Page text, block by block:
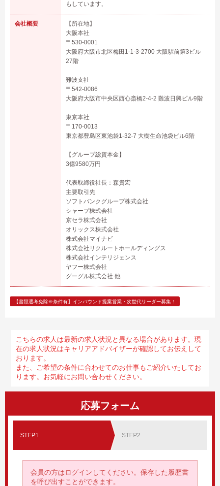
もしています。
会社概要
【所在地】
大阪本社
〒530-0001
大阪府大阪市北区梅田1-1-3-2700 大阪駅前第3ビル
27階
難波支社
〒542-0086
大阪府大阪市中央区西心斎橋2-4-2 難波日興ビル9階
東京本社
〒170-0013
東京都豊島区東池袋1-32-7 大樹生命池袋ビル6階
【グループ総資本金】
3億9580万円
代表取締役社長：森貴宏
主要取引先
ソフトバンクグループ株式会社
シャープ株式会社
京セラ株式会社
オリックス株式会社
株式会社マイナビ
株式会社リクルートホールディングス
株式会社インテリジェンス
ヤフー株式会社
グーグル株式会社 他
【書類選考免除※条件有】インバウンド提案営業・次世代リーダー募集！
こちらの求人は最新の求人状況と異なる場合があります。現
在の求人状況はキャリアアドバイザーが確認してお伝えして
おります。
また、ご希望の条件に合わせてのお仕事もご紹介いたしてお
ります。お気軽にお問い合わせください。
応募フォーム
STEP1 STEP2
会員の方はログインしてください。保存した履歴書
を呼び出すことができます。